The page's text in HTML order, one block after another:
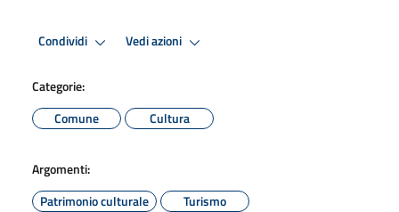
Condividi Vedi azioni
Categorie:
Comune
Cultura
Argomenti:
Patrimonio culturale
Turismo